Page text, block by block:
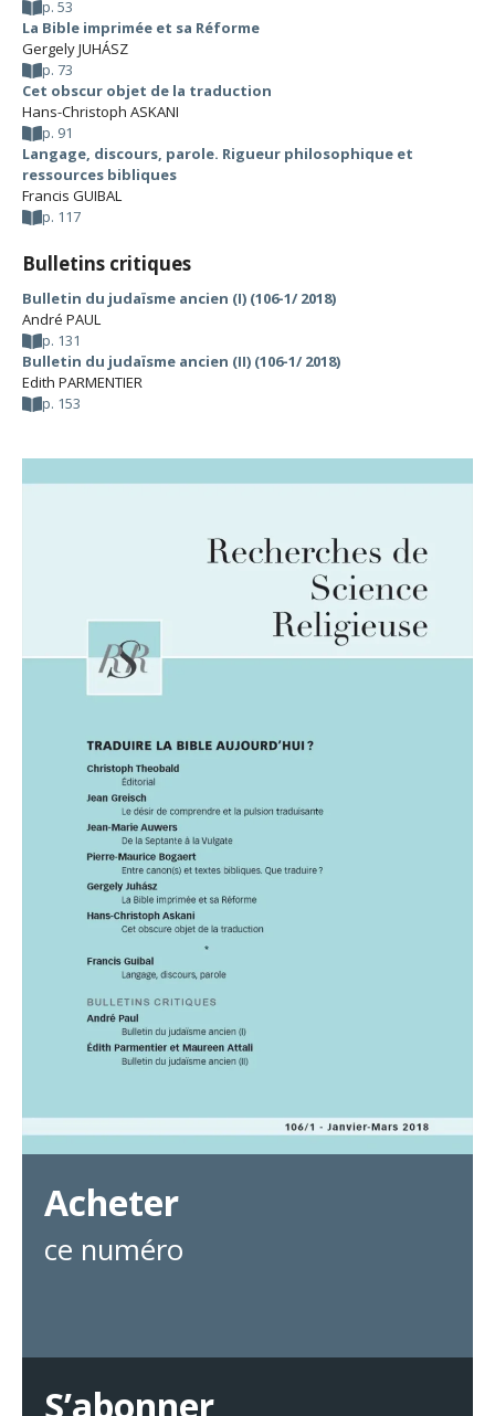
p. 53
La Bible imprimée et sa Réforme
Gergely JUHÁSZ
p. 73
Cet obscur objet de la traduction
Hans-Christoph ASKANI
p. 91
Langage, discours, parole. Rigueur philosophique et
ressources bibliques
Francis GUIBAL
p. 117
Bulletins critiques
Bulletin du judaïsme ancien (I) (106-1/ 2018)
André PAUL
p. 131
Bulletin du judaïsme ancien (II) (106-1/ 2018)
Edith PARMENTIER
p. 153
Acheter
ce numéro
S’abonner